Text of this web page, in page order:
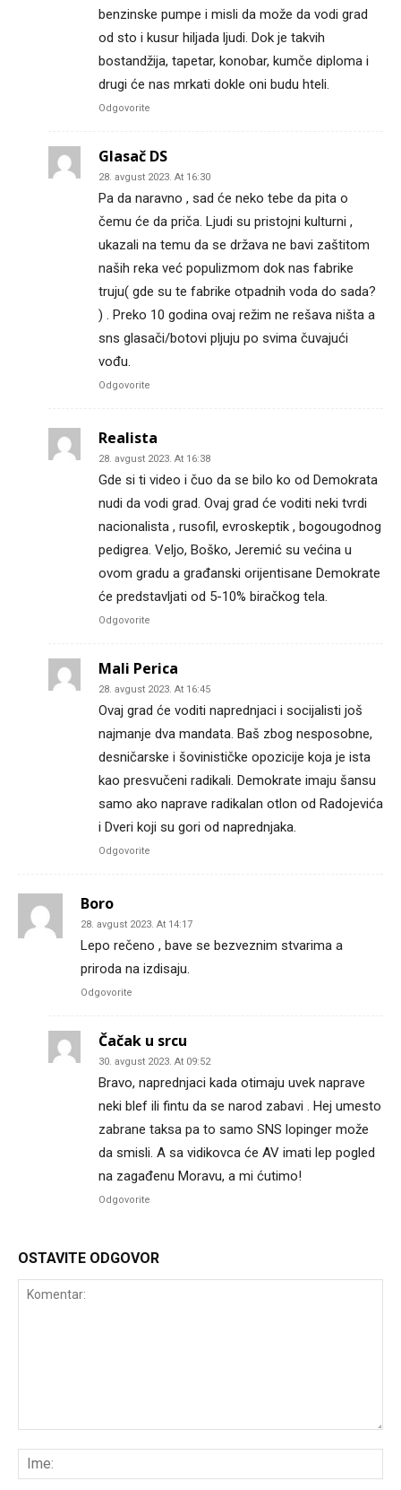
benzinske pumpe i misli da može da vodi grad
od sto i kusur hiljada ljudi. Dok je takvih
bostandžija, tapetar, konobar, kumče diploma i
drugi će nas mrkati dokle oni budu hteli.
Odgovorite
Glasač DS
28. avgust 2023. At 16:30
Pa da naravno , sad će neko tebe da pita o
čemu će da priča. Ljudi su pristojni kulturni ,
ukazali na temu da se država ne bavi zaštitom
naših reka već populizmom dok nas fabrike
truju( gde su te fabrike otpadnih voda do sada?
) . Preko 10 godina ovaj režim ne rešava ništa a
sns glasači/botovi pljuju po svima čuvajući
vođu.
Odgovorite
Realista
28. avgust 2023. At 16:38
Gde si ti video i čuo da se bilo ko od Demokrata
nudi da vodi grad. Ovaj grad će voditi neki tvrdi
nacionalista , rusofil, evroskeptik , bogougodnog
pedigrea. Veljo, Boško, Jeremić su većina u
ovom gradu a građanski orijentisane Demokrate
će predstavljati od 5-10% biračkog tela.
Odgovorite
Mali Perica
28. avgust 2023. At 16:45
Ovaj grad će voditi naprednjaci i socijalisti još
najmanje dva mandata. Baš zbog nesposobne,
desničarske i šovinističke opozicije koja je ista
kao presvučeni radikali. Demokrate imaju šansu
samo ako naprave radikalan otlon od Radojevića
i Dveri koji su gori od naprednjaka.
Odgovorite
Boro
28. avgust 2023. At 14:17
Lepo rečeno , bave se bezveznim stvarima a
priroda na izdisaju.
Odgovorite
Čačak u srcu
30. avgust 2023. At 09:52
Bravo, naprednjaci kada otimaju uvek naprave
neki blef ili fintu da se narod zabavi . Hej umesto
zabrane taksa pa to samo SNS lopinger može
da smisli. A sa vidikovca će AV imati lep pogled
na zagađenu Moravu, a mi ćutimo!
Odgovorite
OSTAVITE ODGOVOR